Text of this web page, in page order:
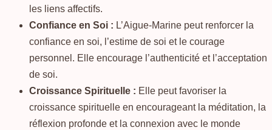
les liens affectifs.
Confiance en Soi : L’Aigue-Marine peut renforcer la
confiance en soi, l’estime de soi et le courage
personnel. Elle encourage l’authenticité et l’acceptation
de soi.
Croissance Spirituelle : Elle peut favoriser la
croissance spirituelle en encourageant la méditation, la
réflexion profonde et la connexion avec le monde